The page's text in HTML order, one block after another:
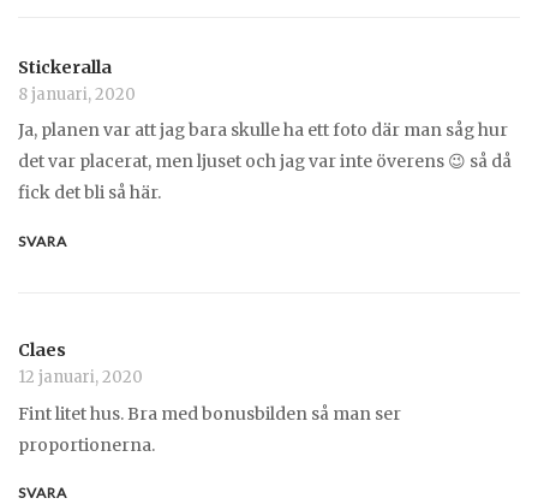
Stickeralla
8 januari, 2020
Ja, planen var att jag bara skulle ha ett foto där man såg hur
det var placerat, men ljuset och jag var inte överens 😉 så då
fick det bli så här.
SVARA
Claes
12 januari, 2020
Fint litet hus. Bra med bonusbilden så man ser
proportionerna.
SVARA